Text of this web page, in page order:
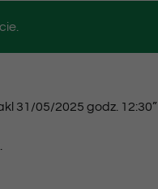
31/05/2025 godz. 12:30”